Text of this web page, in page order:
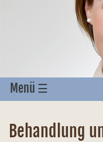
Menü ☰
Behandlung